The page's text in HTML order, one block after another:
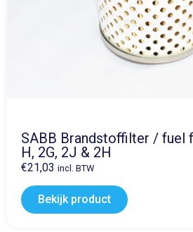
SABB Brandstoffilter / fuel
H, 2G, 2J & 2H
€21,03 incl. BTW
Bekijk product